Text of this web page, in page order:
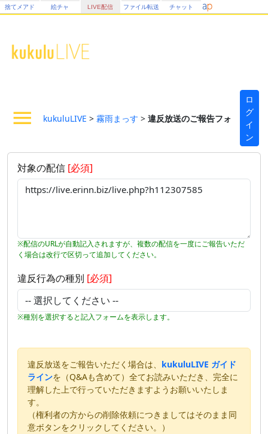
捨てメアド 絵チャ LIVE配信 ファイル転送 チャット
kukuluLIVE > 霧雨まっす > 違反放送のご報告フォーム
ロ
グ
イ
ン
対象の配信 [必須]
※配信のURLが自動記入されますが、複数の配信を一度にご報告いただ
く場合は改行で区切って追加してください。
違反行為の種別 [必須]
※種別を選択すると記入フォームを表示します。
違反放送をご報告いただく場合は、 kukuluLIVE ガイド
ラインを（Q&Aも含めて）全てお読みいただき、完全に
理解した上で行っていただきますようお願いいたしま
す。
（権利者の方からの削除依頼につきましてはそのまま同
意ボタンをクリックしてください。）